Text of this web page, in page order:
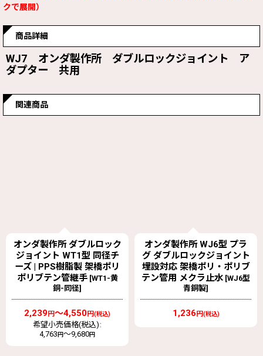
クで展開）
商品詳細
WJ7 オンダ製作所 ダブルロックジョイント ア
ダプター 共用
関連商品
オンダ製作所 WJ6型 プラ
グ ダブルロックジョイント
埋設対応 架橋ポリ・ポリブ
テン管用 メクラ止水 [WJ6型
青銅製]
1,236円(税込)
HXL-13-550【イノアッ
ク】オユポリチューブ -被
覆架橋ポリエチレン管
[HXL-13-550]
18,678
希望小売価格(税込): 53,350